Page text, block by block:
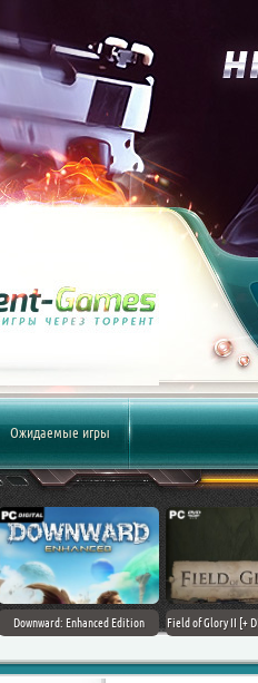
Ожидаемые игры
Downward: Enhanced Edition
Field of Glory II [+